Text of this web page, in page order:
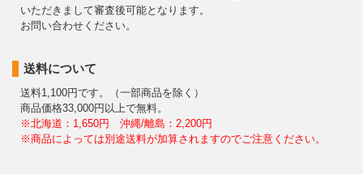
いただきまして審査後可能となります。
お問い合わせください。
送料について
送料1,100円です。（一部商品を除く）
商品価格33,000円以上で無料。
※北海道：1,650円 沖縄/離島：2,200円
※商品によっては別途送料が加算されますのでご注意ください。